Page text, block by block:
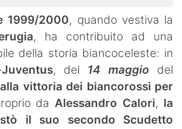
1999/2000, quando vestiva la
, ha contribuito ad una
della storia biancoceleste: in
, del 14 maggio del
vittoria dei biancorossi per
daAlessandro Calori, la
il suo secondo Scudetto